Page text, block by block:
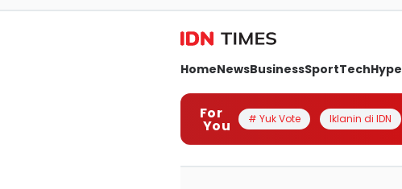
HomeNewsBusinessSportTechHype
For
You # Yuk Vote Iklanin di IDN